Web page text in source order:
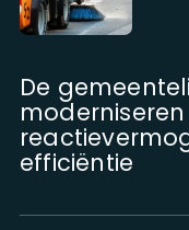
De
efficiëntie